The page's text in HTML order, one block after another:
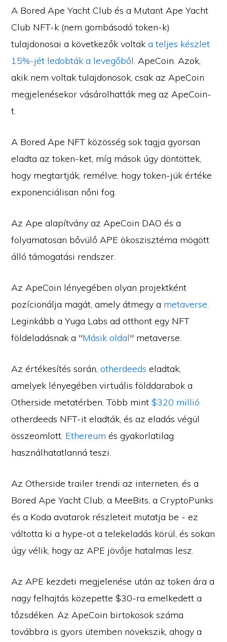
A Bored Ape Yacht Club és a Mutant Ape Yacht
Club NFT-k (nem gombásodó token-k)
tulajdonosai a következők voltaka teljes készlet
15%-jét ledobták a levegőből. ApeCoin. Azok,
akik nem voltak tulajdonosok, csak az ApeCoin
megjelenésekor vásárolhatták meg az ApeCoin-
t.
A Bored Ape NFT közösség sok tagja gyorsan
eladta az token-ket, míg mások úgy döntöttek,
hogy megtartják, remélve, hogy token-jük értéke
exponenciálisan nőni fog.
Az Ape alapítvány az ApeCoin DAO és a
folyamatosan bővülő APE ökoszisztéma mögött
álló támogatási rendszer.
Az ApeCoin lényegében olyan projektként
pozícionálja magát, amely átmegy a metaverse.
Leginkább a Yuga Labs ad otthont egy NFT
földeladásnak a "Másik oldal" metaverse.
Az értékesítés során,otherdeeds eladtak,
amelyek lényegében virtuális földdarabok a
Otherside metatérben. Több mint$320 millió
otherdeeds NFT-it eladták, és az eladás végül
összeomlott. Ethereum és gyakorlatilag
használhatatlanná teszi.
Az Otherside trailer trendi az interneten, és a
Bored Ape Yacht Club, a MeeBits, a CryptoPunks
és a Koda avatarok részleteit mutatja be - ez
váltotta ki a hype-ot a telekeladás körül, és sokan
úgy vélik, hogy az APE jövője hatalmas lesz.
Az APE kezdeti megjelenése után az token ára a
nagy felhajtás közepette $30-ra emelkedett a
tőzsdéken. Az ApeCoin birtokosok száma
továbbra is gyors ütemben növekszik, ahogy a